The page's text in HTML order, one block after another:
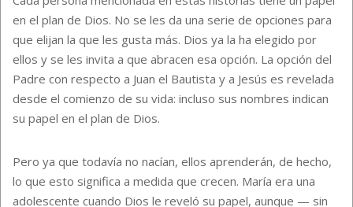
en el plan de Dios. No se les da una serie de opciones para
que elijan la que les gusta más. Dios ya la ha elegido por
ellos y se les invita a que abracen esa opción. La opción del
Padre con respecto a Juan el Bautista y a Jesús es revelada
desde el comienzo de su vida: incluso sus nombres indican
su papel en el plan de Dios.
Pero ya que todavía no nacían, ellos aprenderán, de hecho,
lo que esto significa a medida que crecen. María era una
adolescente cuando Dios le reveló su papel, aunque — sin